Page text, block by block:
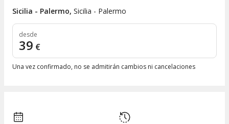
Sicilia - Palermo, Sicilia - Palermo
desde
39 €
Una vez confirmado, no se admitirán cambios ni cancelaciones